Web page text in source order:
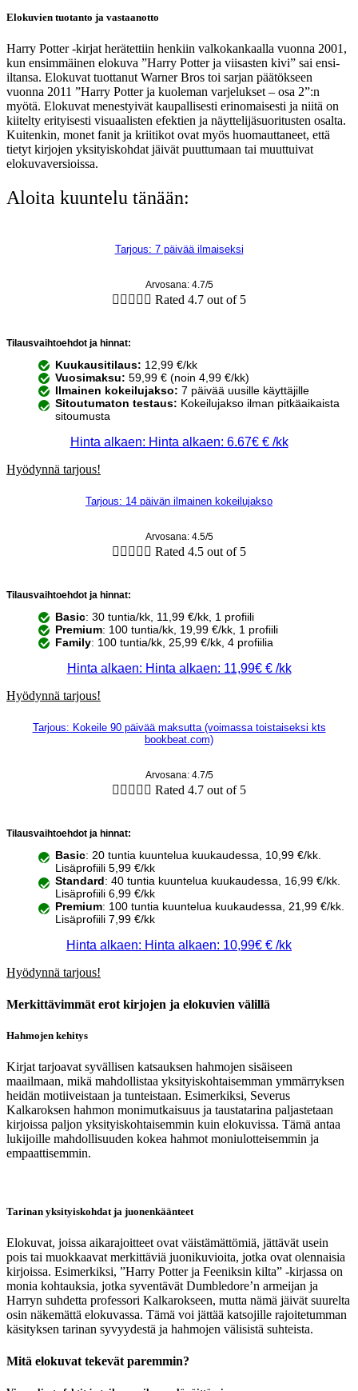
Elokuvien tuotanto ja vastaanotto
Harry Potter -kirjat herätettiin henkiin valkokankaalla vuonna 2001,
kun ensimmäinen elokuva ”Harry Potter ja viisasten kivi” sai ensi-
iltansa. Elokuvat tuottanut Warner Bros toi sarjan päätökseen
vuonna 2011 ”Harry Potter ja kuoleman varjelukset – osa 2”:n
myötä. Elokuvat menestyivät kaupallisesti erinomaisesti ja niitä on
kiitelty erityisesti visuaalisten efektien ja näyttelijäsuoritusten osalta.
Kuitenkin, monet fanit ja kriitikot ovat myös huomauttaneet, että
tietyt kirjojen yksityiskohdat jäivät puuttumaan tai muuttuivat
elokuvaversioissa.
Aloita kuuntelu tänään:
Tarjous: 7 päivää ilmaiseksi
Arvosana: 4.7/5
     Rated 4.7 out of 5
Tilausvaihtoehdot ja hinnat:
Kuukausitilaus: 12,99 €/kk
Vuosimaksu: 59,99 € (noin 4,99 €/kk)
Ilmainen kokeilujakso: 7 päivää uusille käyttäjille
Sitoutumaton testaus: Kokeilujakso ilman pitkäaikaista
sitoumusta
Hinta alkaen: Hinta alkaen: 6.67€ € /kk
Hyödynnä tarjous!
Tarjous: 14 päivän ilmainen kokeilujakso
Arvosana: 4.5/5
     Rated 4.5 out of 5
Tilausvaihtoehdot ja hinnat:
Basic: 30 tuntia/kk, 11,99 €/kk, 1 profiili
Premium: 100 tuntia/kk, 19,99 €/kk, 1 profiili
Family: 100 tuntia/kk, 25,99 €/kk, 4 profiilia
Hinta alkaen: Hinta alkaen: 11,99€ € /kk
Hyödynnä tarjous!
Tarjous: Kokeile 90 päivää maksutta (voimassa toistaiseksi kts
bookbeat.com)
Arvosana: 4.7/5
     Rated 4.7 out of 5
Tilausvaihtoehdot ja hinnat:
Basic: 20 tuntia kuuntelua kuukaudessa, 10,99 €/kk.
Lisäprofiili 5,99 €/kk
Standard: 40 tuntia kuuntelua kuukaudessa, 16,99 €/kk.
Lisäprofiili 6,99 €/kk
Premium: 100 tuntia kuuntelua kuukaudessa, 21,99 €/kk.
Lisäprofiili 7,99 €/kk
Hinta alkaen: Hinta alkaen: 10,99€ € /kk
Hyödynnä tarjous!
Merkittävimmät erot kirjojen ja elokuvien välillä
Hahmojen kehitys
Kirjat tarjoavat syvällisen katsauksen hahmojen sisäiseen
maailmaan, mikä mahdollistaa yksityiskohtaisemman ymmärryksen
heidän motiiveistaan ja tunteistaan. Esimerkiksi, Severus
Kalkaroksen hahmon monimutkaisuus ja taustatarina paljastetaan
kirjoissa paljon yksityiskohtaisemmin kuin elokuvissa. Tämä antaa
lukijoille mahdollisuuden kokea hahmot moniulotteisemmin ja
empaattisemmin.
Tarinan yksityiskohdat ja juonenkäänteet
Elokuvat, joissa aikarajoitteet ovat väistämättömiä, jättävät usein
pois tai muokkaavat merkittäviä juonikuvioita, jotka ovat olennaisia
kirjoissa. Esimerkiksi, ”Harry Potter ja Feeniksin kilta” -kirjassa on
monia kohtauksia, jotka syventävät Dumbledore’n armeijan ja
Harryn suhdetta professori Kalkarokseen, mutta nämä jäivät suurelta
osin näkemättä elokuvassa. Tämä voi jättää katsojille rajoitetumman
käsityksen tarinan syvyydestä ja hahmojen välisistä suhteista.
Mitä elokuvat tekevät paremmin?